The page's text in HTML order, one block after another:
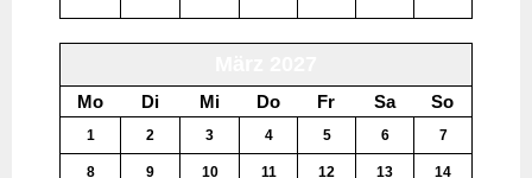
Mo Di Mi Do Fr Sa So
1 2 3 4 5 6 7
8 9 10 11 12 13 14